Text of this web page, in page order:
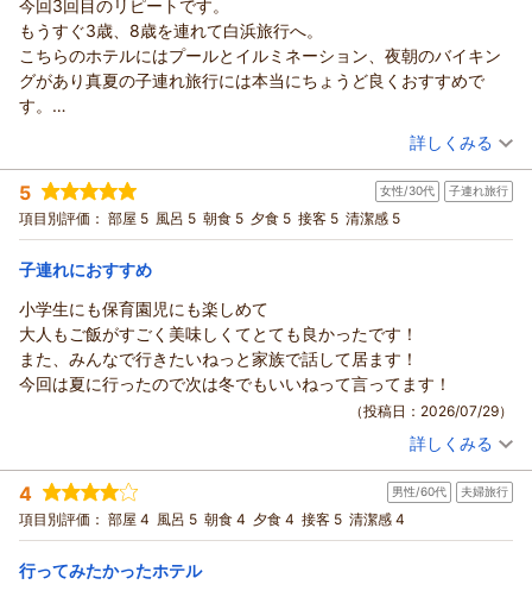
風の男性は次の日の朝食にもいましたが、入店の際、挨拶すら目
を合わさずの態度でした。
色々なホテルに宿泊してきましたが、レストラン従業員にこのよ
うな接客をされたのは初めてです。非常に残念でした。
今回3回目のリピートです。
もうすぐ3歳、8歳を連れて白浜旅行へ。
こちらのホテルにはプールとイルミネーション、夜朝のバイキン
グがあり真夏の子連れ旅行には本当にちょうど良くおすすめで
す。
チェックインは15時以降ですが、14時から屋内・屋外プールが利
用可能です。プールに入っている間はフロントで荷物も預かって
くれて、その後部屋まで運んで下さってました。
屋内プールは温泉と脱衣所が共通になっており、プールを上がっ
てそのままお風呂に行けます。
ませんでしたが子供達は綺麗！と興味津々でした。
バイキングも新鮮なマグロをはじめライブキッチンの種類も十分
です。ビンとパウチの離乳食もあり、赤ちゃん連れも多く利用し
ています。
夜ご飯の後は敷地内のイルミネーションを楽しみあっという間に
そしてありがたいのはタオルが使い放題なので持って行かなくて
も良いです！浮き輪の空気入れもあって本当にありがたい。。
近くに白浜水族館、エネルギーランド、とれとれ市場もあります
また夏に利用します。
（投稿日：2026/07/29）
宿泊時期： 2026年07月宿泊 (子連れ旅行)
投稿者： ちひろさん
宿泊プラン： 和歌山県大阪府奈良県三重県在住の皆様限定プラン♪秘密の2つ
の特典付き♪
ツイン 朝・夕
宿泊価格帯： 18,001～19,000円(大人一人あたり/税込)
詳しくみる
5 女性/30代 子連れ旅行
項目別評価： 部屋 5 風呂 5 朝食 5 夕食 5 接客 5 清潔感 5
子連れにおすすめ
小学生にも保育園児にも楽しめて
大人もご飯がすごく美味しくてとても良かったです！
また、みんなで行きたいねっと家族で話して居ます！
今回は夏に行ったので次は冬でもいいねって言ってます！
（投稿日：2026/07/29）
投稿者： まぁさん(女性/30代)
宿泊プラン： ＜ビュッフェ＞ワクワクが止まらない！海と空、煌めく景色と
共に味わう料理たち♪
和洋室 朝・夕
宿泊価格帯： 17,001～18,000円(大人一人あたり/税込)
詳しくみる
4 男性/60代 夫婦旅行
項目別評価： 部屋 4 風呂 5 朝食 4 夕食 4 接客 5 清潔感 4
行ってみたかったホテル